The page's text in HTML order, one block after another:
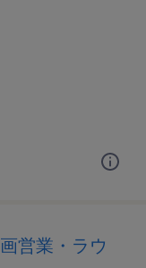
営業・ラウ